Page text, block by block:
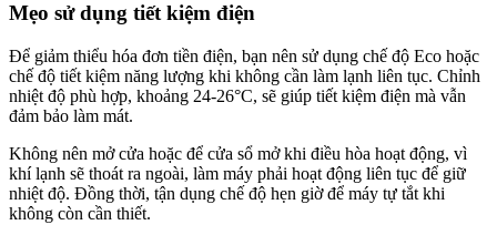
Mẹo sử dụng tiết kiệm điện
Để giảm thiểu hóa đơn tiền điện, bạn nên sử dụng chế độ Eco hoặc
chế độ tiết kiệm năng lượng khi không cần làm lạnh liên tục. Chỉnh
nhiệt độ phù hợp, khoảng 24-26°C, sẽ giúp tiết kiệm điện mà vẫn
đảm bảo làm mát.
Không nên mở cửa hoặc để cửa sổ mở khi điều hòa hoạt động, vì
khí lạnh sẽ thoát ra ngoài, làm máy phải hoạt động liên tục để giữ
nhiệt độ. Đồng thời, tận dụng chế độ hẹn giờ để máy tự tắt khi
không còn cần thiết.